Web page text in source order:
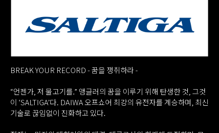
BREAK YOUR RECORD - 꿈을 쟁취하라 -
“언젠가, 저 물고기를.” 앵글러의 꿈을 이루기 위해 탄생한 것, 그것
이 ‘SALTIGA’다. DAIWA 오프쇼어 최강의 유전자를 계승하며, 최신
기술로 끊임없이 진화하고 있다.